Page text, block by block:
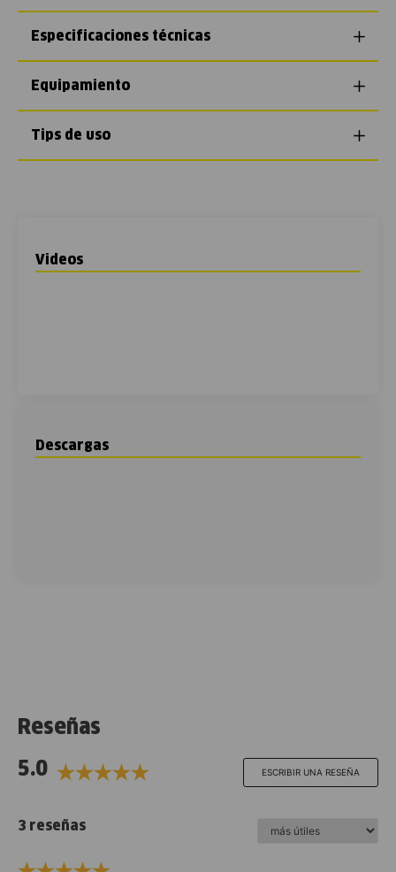
Especificaciones técnicas
Equipamiento
Tips de uso
Videos
Descargas
Reseñas
5.0
ESCRIBIR UNA RESEÑA
3 reseñas